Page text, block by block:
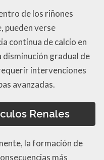
de los riñones
pueden verse
continua de calcio en
disminución gradual de
intervenciones
avanzadas.
Renales
la formación de
más